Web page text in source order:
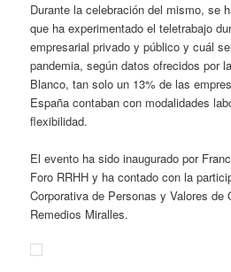
Durante la celebración del mismo, se
que ha experimentado el teletrabajo
empresarial privado y público y cuál
pandemia, según datos ofrecidos por
Blanco, tan solo un 13% de las
España contaban con modalidades
flexibilidad.
El evento ha sido inaugurado por
Foro RRHH y ha contado con la
Corporativa de Personas y Valores de
Remedios Miralles.